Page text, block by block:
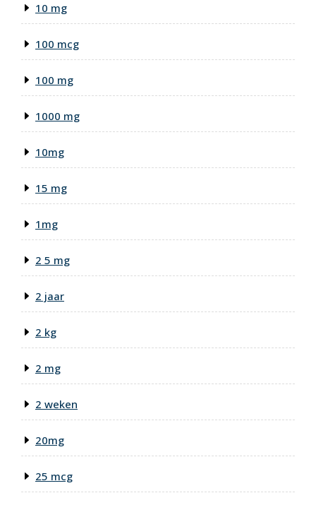
10 mg
100 mcg
100 mg
1000 mg
10mg
15 mg
1mg
2 5 mg
2 jaar
2 kg
2 mg
2 weken
20mg
25 mcg